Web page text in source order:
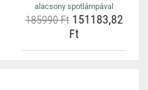
alacsony spotlámpával
185990 Ft151183,82
Ft